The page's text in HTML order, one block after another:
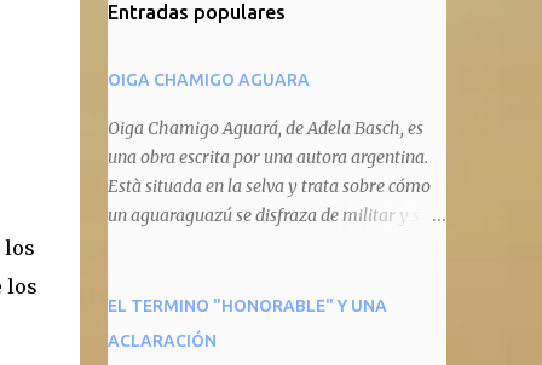
los
los
Entradas populares
OIGA CHAMIGO AGUARA
Oiga Chamigo Aguará, de Adela Basch, es
una obra escrita por una autora argentina.
Està situada en la selva y trata sobre cómo
un aguaraguazú se disfraza de militar y se
animal que pretenda circular por ahí. En
primera instancia aparece Teteu, el tero,
EL TERMINO "HONORABLE" Y UNA
ACLARACIÓN